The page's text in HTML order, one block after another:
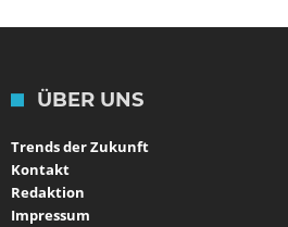
ÜBER UNS
Trends der Zukunft
Kontakt
Redaktion
Impressum